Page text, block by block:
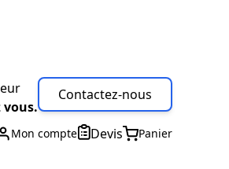
vous.
Contactez-nous
Mon compte Devis Panier